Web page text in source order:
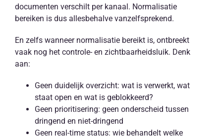
documenten verschilt per kanaal. Normalisatie
bereiken is dus allesbehalve vanzelfsprekend.
En zelfs wanneer normalisatie bereikt is, ontbreekt
vaak nog het controle- en zichtbaarheidsluik. Denk
aan:
Geen duidelijk overzicht: wat is verwerkt, wat
staat open en wat is geblokkeerd?
Geen prioritisering: geen onderscheid tussen
dringend en niet-dringend
Geen real-time status: wie behandelt welke